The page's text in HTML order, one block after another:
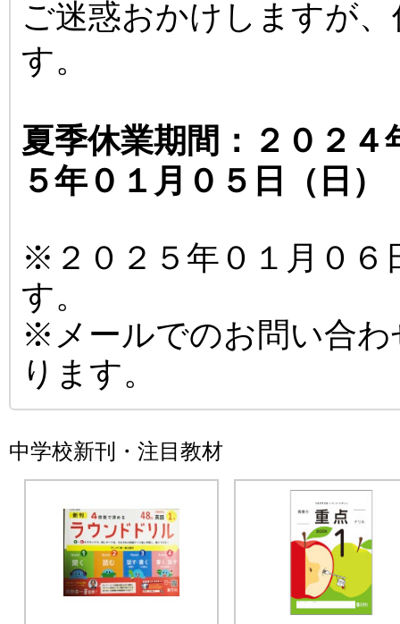
ご迷惑おかけしますが
す。
夏季休業期間：２０２
５年０１月０５日（日）
※２０２５年０１月０６
す。
※メールでのお問い合わ
ります。
中学校新刊・注目教材